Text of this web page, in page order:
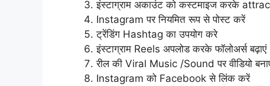
इंस्टाग्राम अकाउंट को कस्टमाइज करके
Instagram पर नियमित रूप से पोस्ट करें
ट्रेंडिंग Hashtag का उपयोग करे
इंस्टाग्राम Reels अपलोड करके फॉलोअर्स बढ़ाएं
रील की Viral Music /Sound पर वीडियो
Instagram को Facebook से लिंक करें